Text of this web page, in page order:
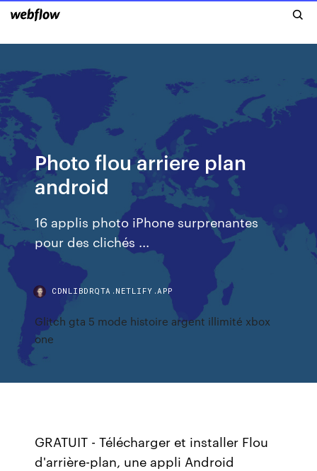
Photo flou arriere plan
android
16 applis photo iPhone surprenantes
pour des clichés ...
CDNLIBDRQTA.NETLIFY.APP
Glitch gta 5 mode histoire argent illimité xbox
one
GRATUIT - Télécharger et installer Flou
d'arrière-plan, une appli Android